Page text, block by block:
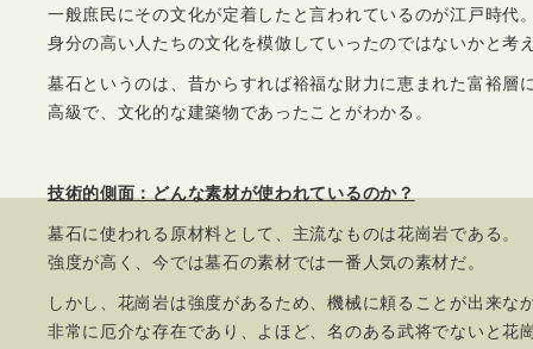
一般庶民にその文化が定着したと言われているのが江戸時代
身分の高い人たちの文化を模倣していったのではないかと考
墓石というのは、昔からすれば裕福な財力に恵まれた富裕層
高級で、文化的な建築物であったことがわかる。
技術的側面：どんな素材が使われているのか？
墓石に使われる原材料として、主流なものは花崗岩である。
強度が高く、今では墓石の素材では一番人気の素材だ。
しかし、花崗岩は強度があるため、機械に頼ることが出来な
非常に厄介な存在であり、よほど、名のある武将でないと花